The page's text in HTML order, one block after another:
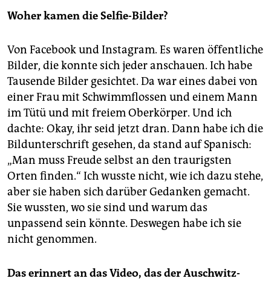
Woher kamen die Selfie-Bilder?
Von Facebook und Instagram. Es waren öffentliche
Bilder, die konnte sich jeder anschauen. Ich habe
Tausende Bilder gesichtet. Da war eines dabei von
einer Frau mit Schwimmflossen und einem Mann
im Tütü und mit freiem Oberkörper. Und ich
dachte: Okay, ihr seid jetzt dran. Dann habe ich die
Bildunterschrift gesehen, da stand auf Spanisch:
„Man muss Freude selbst an den traurigsten
Orten finden.“ Ich wusste nicht, wie ich dazu stehe,
aber sie haben sich darüber Gedanken gemacht.
Sie wussten, wo sie sind und warum das
unpassend sein könnte. Deswegen habe ich sie
nicht genommen.
Das erinnert an das Video, das der Auschwitz-